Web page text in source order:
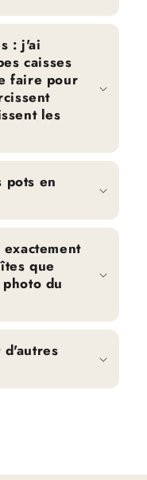
: j'ai
caisses
faire pour
les
pots en
que
du
d'autres